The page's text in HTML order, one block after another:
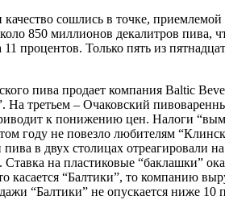
сошлись в точке,
850 миллионов декалитров пива,
процентов. Только пять из
пива продает компания Baltic
На третьем – Очаковский
к понижению цен. Налоги
году не повезло любителям
в двух столицах
на пластиковые “баклашки”
касается “Балтики”, то компанию
“Балтики” не опускается ниже 10